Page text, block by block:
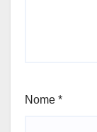
Nome *